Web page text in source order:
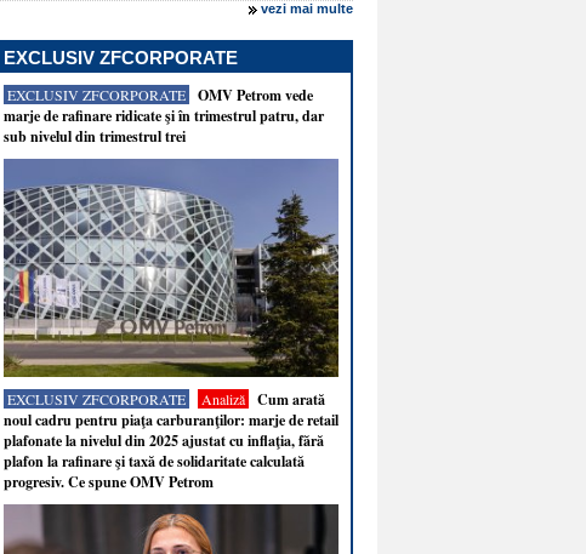
vezi mai multe
EXCLUSIV ZFCORPORATE
EXCLUSIV ZFCORPORATE
OMV Petrom vede
marje de rafinare ridicate şi în trimestrul patru, dar
sub nivelul din trimestrul trei
EXCLUSIV ZFCORPORATE Analiză
Cum arată
noul cadru pentru piaţa carburanţilor: marje de retail
plafonate la nivelul din 2025 ajustat cu inflaţia, fără
plafon la rafinare şi taxă de solidaritate calculată
progresiv. Ce spune OMV Petrom